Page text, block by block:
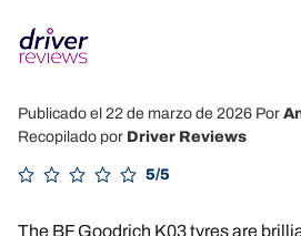
Publicado el 22 de marzo de 2026 Por
Recopilado por Driver Reviews
5/5
The BF Goodrich K03 tyres are